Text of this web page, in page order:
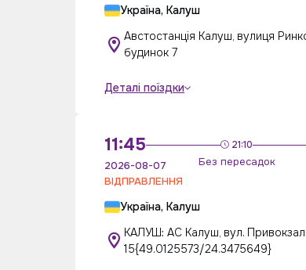
Україна, Калуш
Австостанція Калуш, вулиця
будинок 7
Деталі поїздки
11:45 21:10
Без пересадок
2026-08-07
ВІДПРАВЛЕННЯ
Україна, Калуш
КАЛУШ: AC Калуш, вул.
15{49.0125573/24.3475649}